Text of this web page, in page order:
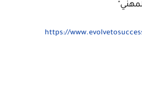
https://